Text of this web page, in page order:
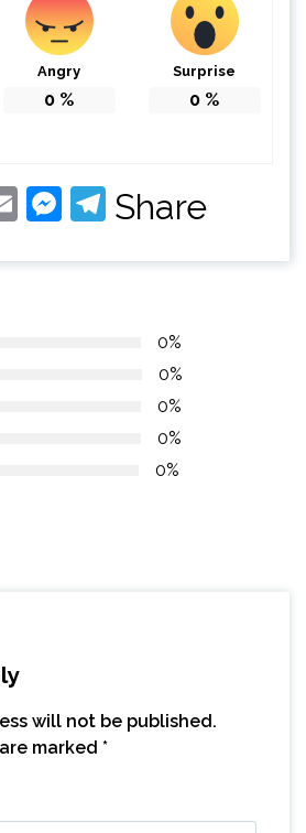
Angry
0 %
Surprise
0 %
EmailMessenger
Telegram
Share
0%
0%
0%
0%
0%
will not be published.
marked *